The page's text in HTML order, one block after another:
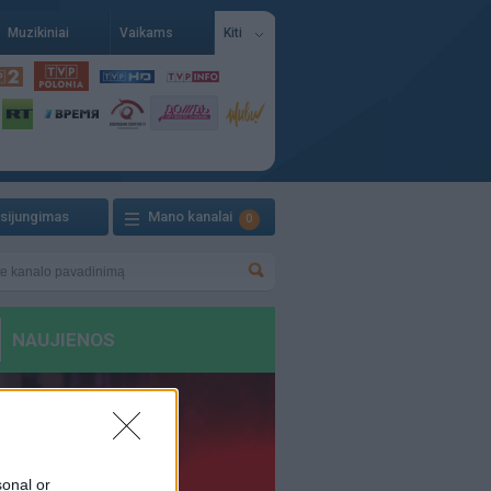
or
Muzikiniai Vaikams Kiti
Mano kanalai 0